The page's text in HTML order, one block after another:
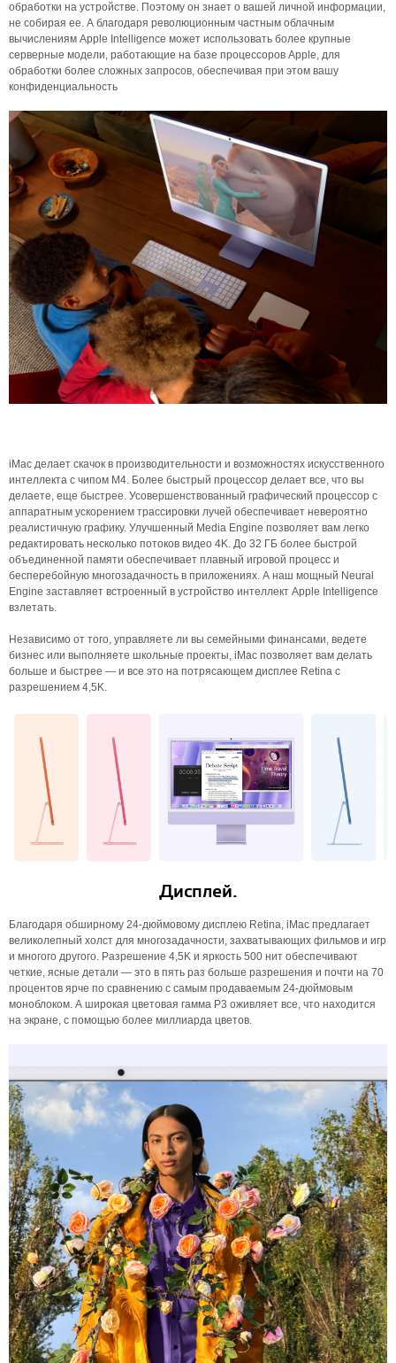
обработки на устройстве. Поэтому он знает о вашей личной информации,
не собирая ее. А благодаря революционным частным облачным
вычислениям Apple Intelligence может использовать более крупные
серверные модели, работающие на базе процессоров Apple, для
обработки более сложных запросов, обеспечивая при этом вашу
конфиденциальность
iMac делает скачок в производительности и возможностях искусственного
интеллекта с чипом M4. Более быстрый процессор делает все, что вы
делаете, еще быстрее. Усовершенствованный графический процессор с
аппаратным ускорением трассировки лучей обеспечивает невероятно
реалистичную графику. Улучшенный Media Engine позволяет вам легко
редактировать несколько потоков видео 4K. До 32 ГБ более быстрой
объединенной памяти обеспечивает плавный игровой процесс и
бесперебойную многозадачность в приложениях. А наш мощный Neural
Engine заставляет встроенный в устройство интеллект Apple Intelligence
взлетать.
Независимо от того, управляете ли вы семейными финансами, ведете
бизнес или выполняете школьные проекты, iMac позволяет вам делать
больше и быстрее — и все это на потрясающем дисплее Retina с
разрешением 4,5K.
Дисплей.
Благодаря обширному 24-дюймовому дисплею Retina, iMac предлагает
великолепный холст для многозадачности, захватывающих фильмов и игр
и многого другого. Разрешение 4,5K и яркость 500 нит обеспечивают
четкие, ясные детали — это в пять раз больше разрешения и почти на 70
процентов ярче по сравнению с самым продаваемым 24-дюймовым
моноблоком. А широкая цветовая гамма P3 оживляет все, что находится
на экране, с помощью более миллиарда цветов.